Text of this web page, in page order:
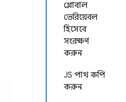
গ্লোবাল
ভেরিয়েবল
হিসেবে
সংরক্ষণ
করুন
JS পাথ কপি
করুন